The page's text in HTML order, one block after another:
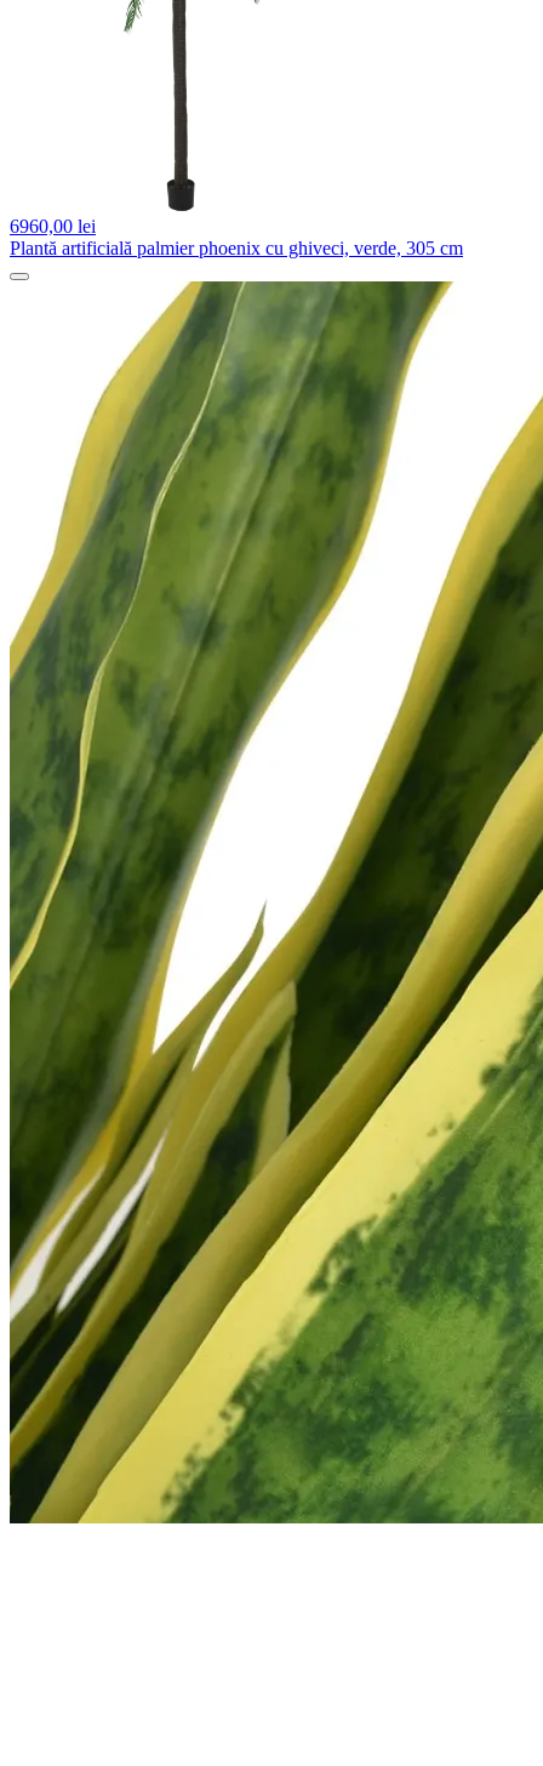
6960,00 lei
Plantă artificială palmier phoenix cu ghiveci, verde, 305 cm